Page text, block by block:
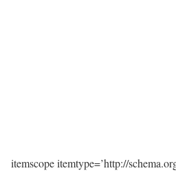
itemscope itemtype=’http://